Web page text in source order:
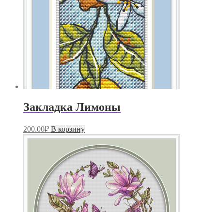
Закладка Лимоны
200.00₽ В корзину